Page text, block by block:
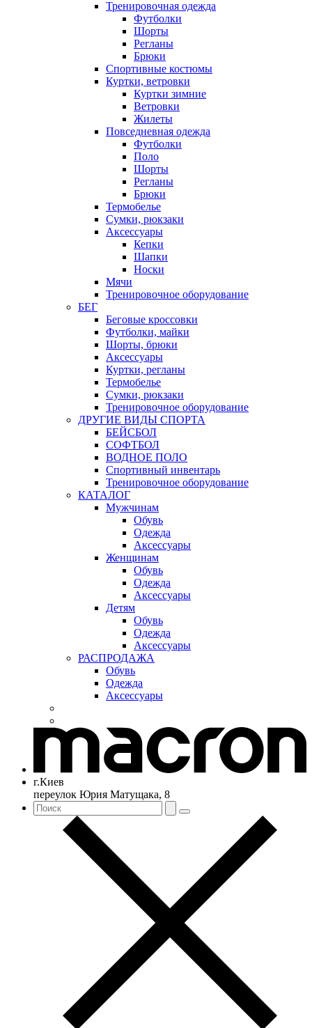
Тренировочная одежда
Футболки
Шорты
Регланы
Брюки
Спортивные костюмы
Куртки, ветровки
Куртки зимние
Ветровки
Жилеты
Повседневная одежда
Футболки
Поло
Шорты
Регланы
Брюки
Термобелье
Сумки, рюкзаки
Аксессуары
Кепки
Шапки
Носки
Мячи
Тренировочное оборудование
БЕГ
Беговые кроссовки
Футболки, майки
Шорты, брюки
Аксессуары
Куртки, регланы
Термобелье
Сумки, рюкзаки
Тренировочное оборудование
ДРУГИЕ ВИДЫ СПОРТА
БЕЙСБОЛ
СОФТБОЛ
ВОДНОЕ ПОЛО
Спортивный инвентарь
Тренировочное оборудование
КАТАЛОГ
Мужчинам
Обувь
Одежда
Аксессуары
Женщинам
Обувь
Одежда
Аксессуары
Детям
Обувь
Одежда
Аксессуары
РАСПРОДАЖА
Обувь
Одежда
Аксессуары
г.Киев
переулок Юрия Матущака, 8